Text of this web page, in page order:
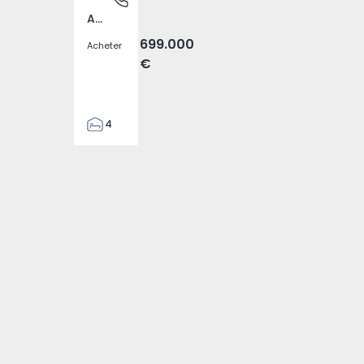
Atalaia e Alto Estanqueiro-Jardia, Setúbal
Acheter
699.000
€
4
- 1